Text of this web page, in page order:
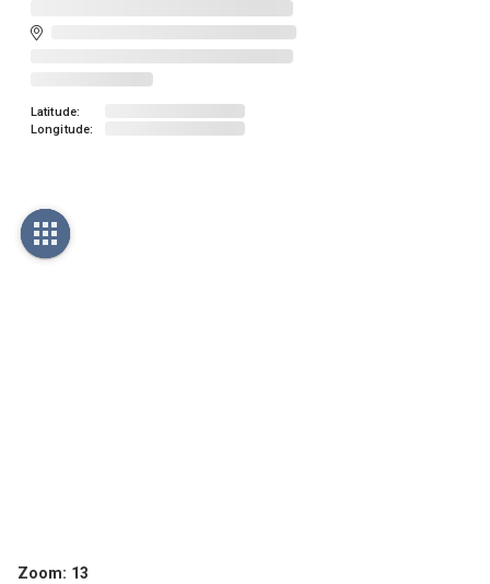
Latitude:
Longitude:
Zoom: 13